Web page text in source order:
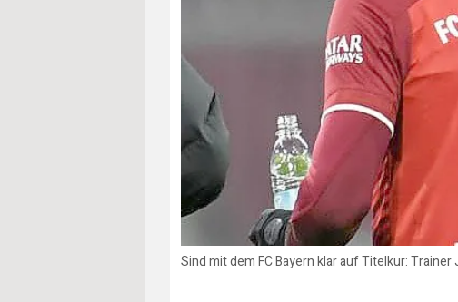
Sind mit dem FC Bayern klar auf Titelkur: